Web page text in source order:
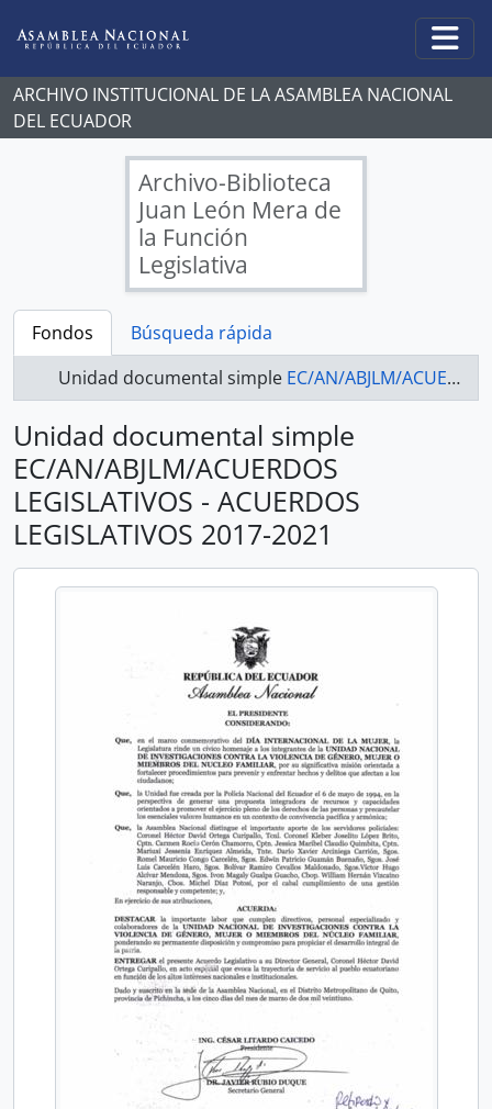
ARCHIVO INSTITUCIONAL DE LA ASAMBLEA NACIONAL
DEL ECUADOR
Archivo-Biblioteca
Juan León Mera de
la Función
Legislativa
Fondos
Búsqueda rápida
Unidad documental simple EC/AN/ABJLM/ACUERDOS LEGISLATIVOS - ACUERDOS LEGISLATIVOS 2017-2021
Unidad documental simple
EC/AN/ABJLM/ACUERDOS
LEGISLATIVOS - ACUERDOS
LEGISLATIVOS 2017-2021